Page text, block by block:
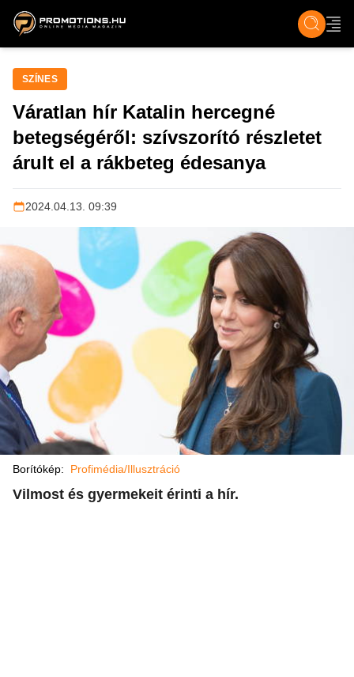
ZENE, FILM & KULT ÉLET TECH &
SZÍNES
Váratlan hír Katalin hercegné
betegségéről: szívszorító részletet
árult el a rákbeteg édesanya
2024.04.13. 09:39
Borítókép: Profimédia/Illusztráció
Vilmost és gyermekeit érinti a hír.